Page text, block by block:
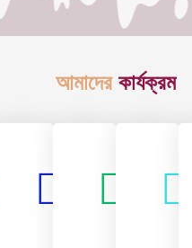
আমাদের কার্যক্রম